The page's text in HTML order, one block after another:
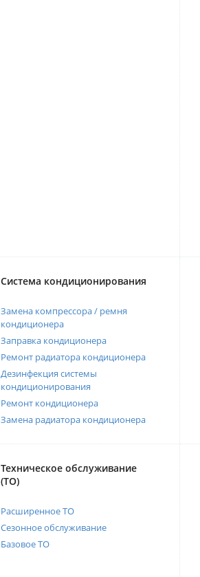
Система кондиционирования
Замена компрессора / ремня
кондиционера
Заправка кондиционера
Ремонт радиатора кондиционера
Дезинфекция системы
кондиционирования
Ремонт кондиционера
Замена радиатора кондиционера
Техническое обслуживание
(ТО)
Расширенное ТО
Сезонное обслуживание
Базовое ТО